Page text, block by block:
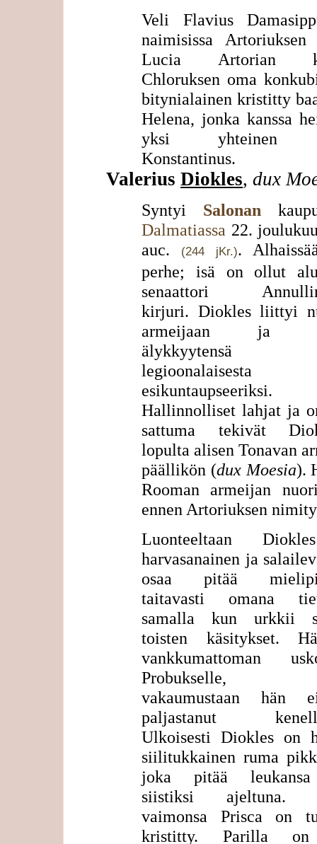
Veli Flavius
naimisissa Artoriuksen
Lucia Artorian
Chloruksen oma
bitynialainen kristitty
Helena, jonka kanssa
yksi yhteinen
Konstantinus.
Valerius Diokles, dux
Syntyi Salonan
Dalmatiassa 22.
auc.
(244 jKr.).
perhe; isä on ollut
senaattori
kirjuri. Diokles liittyi
armeijaan ja
älykkyytensä
legioonalaisesta
esikuntaupseeriksi.
Hallinnolliset lahjat ja
sattuma tekivät
lopulta alisen Tonavan
päällikön (dux Moesia).
Rooman armeijan
ennen Artoriuksen
Luonteeltaan
harvasanainen ja
osaa pitää
taitavasti omana
samalla kun urkkii
toisten käsitykset.
vankkumattoman
Probukselle,
vakaumustaan hän
paljastanut
Ulkoisesti Diokles on
siilitukkainen ruma
joka pitää
siistiksi ajeltuna.
vaimonsa Prisca on
kristitty. Parilla